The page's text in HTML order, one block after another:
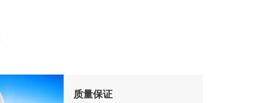
质量保证